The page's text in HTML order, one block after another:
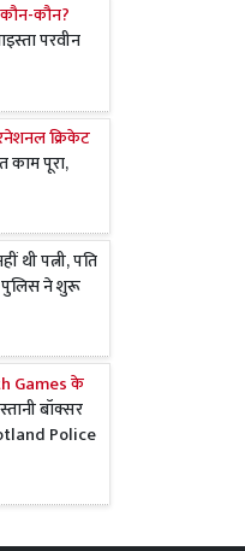
कौन?
परवीन
क्रिकेट
काम पूरा,
थी पत्नी, पति
ने शुरू
Games के
बॉक्सर
Police